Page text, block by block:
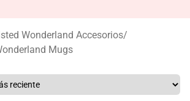
Wonderland Accesorios/
Mugs